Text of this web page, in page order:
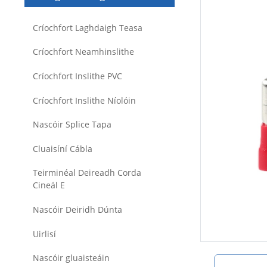
Críochfort Laghdaigh Teasa
Críochfort Neamhinslithe
Críochfort Inslithe PVC
Críochfort Inslithe Níolóin
Nascóir Splice Tapa
Cluaisíní Cábla
Teirminéal Deireadh Corda
Cineál E
Nascóir Deiridh Dúnta
Uirlisí
Nascóir gluaisteáin